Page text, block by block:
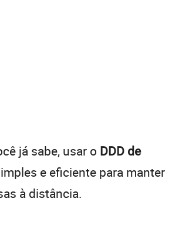
já sabe, usar o DDD de
e eficiente para manter
à distância.